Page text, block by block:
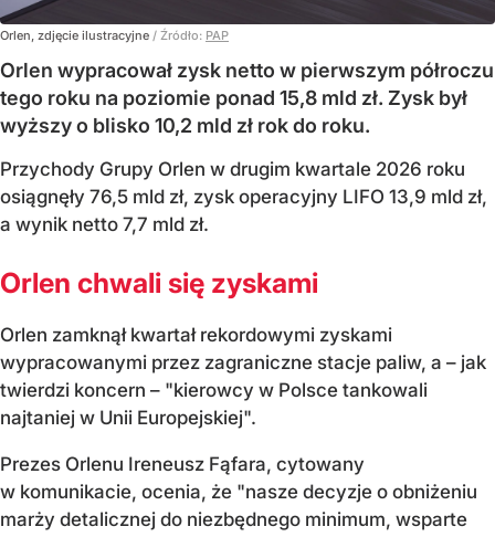
Orlen, zdjęcie ilustracyjne / Źródło: PAP
Orlen wypracował zysk netto w pierwszym półroczu
tego roku na poziomie ponad 15,8 mld zł. Zysk był
wyższy o blisko 10,2 mld zł rok do roku.
Przychody Grupy Orlen w drugim kwartale 2026 roku
osiągnęły 76,5 mld zł, zysk operacyjny LIFO 13,9 mld zł,
a wynik netto 7,7 mld zł.
Orlen chwali się zyskami
Orlen zamknął kwartał rekordowymi zyskami
wypracowanymi przez zagraniczne stacje paliw, a – jak
twierdzi koncern – "kierowcy w Polsce tankowali
najtaniej w Unii Europejskiej".
Prezes Orlenu Ireneusz Fąfara, cytowany
w komunikacie, ocenia, że "nasze decyzje o obniżeniu
marży detalicznej do niezbędnego minimum, wsparte